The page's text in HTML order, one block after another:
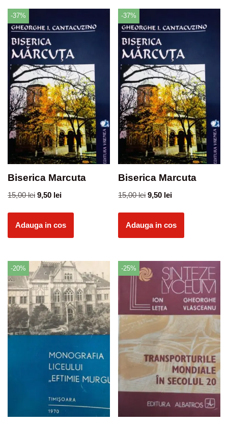
-37%
Biserica Marcuta
15,00lei 9,50 lei
Adauga in cos
-37%
Biserica Marcuta
15,00lei 9,50 lei
Adauga in cos
-20% -25%